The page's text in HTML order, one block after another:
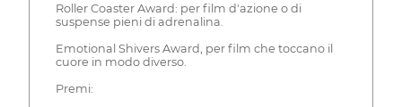
Roller Coaster Award: per film d'azione o di
suspense pieni di adrenalina.
Emotional Shivers Award, per film che toccano il
cuore in modo diverso.
Premi: